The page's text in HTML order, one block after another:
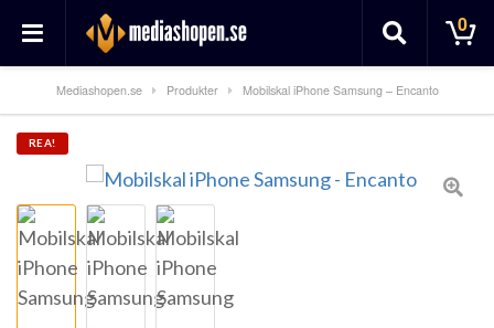
0
Mediashopen.se Produkter Mobilskal iPhone Samsung – Encanto
REA!